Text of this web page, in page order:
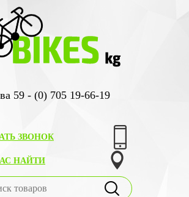
59 - (0) 705 19-66-19
ЗВОНОК
НАЙТИ